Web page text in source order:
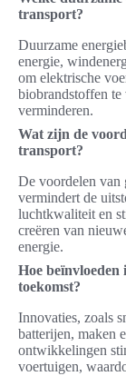
transport?
Duurzame
energie,
om elektrische
biobrandstoffen
verminderen.
Wat zijn de
transport?
De voordelen van
vermindert de
luchtkwaliteit en
creëren van
energie.
Hoe
toekomst?
Innovaties, zoals
batterijen, maken
ontwikkelingen
voertuigen,